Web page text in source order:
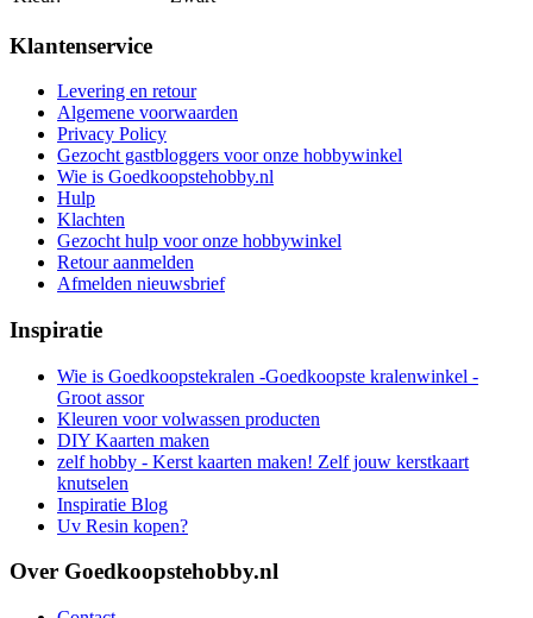
Klantenservice
Levering en retour
Algemene voorwaarden
Privacy Policy
Gezocht gastbloggers voor onze hobbywinkel
Wie is Goedkoopstehobby.nl
Hulp
Klachten
Gezocht hulp voor onze hobbywinkel
Retour aanmelden
Afmelden nieuwsbrief
Inspiratie
Wie is Goedkoopstekralen -Goedkoopste kralenwinkel -
Groot assor
Kleuren voor volwassen producten
DIY Kaarten maken
zelf hobby - Kerst kaarten maken! Zelf jouw kerstkaart
knutselen
Inspiratie Blog
Uv Resin kopen?
Over Goedkoopstehobby.nl